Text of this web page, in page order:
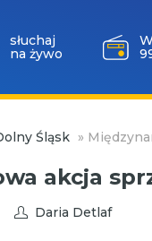
słuchaj
na żywo
Śląsk »
akcja
Daria Detlaf